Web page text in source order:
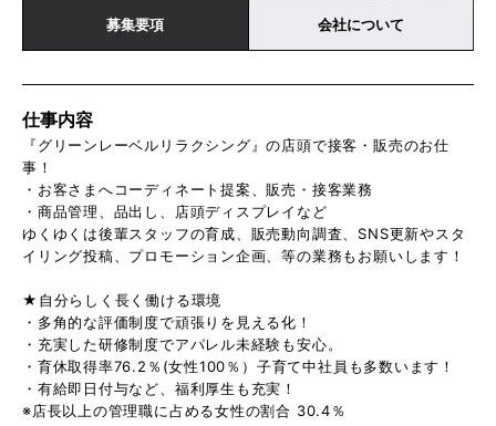
募集要項 会社について
仕事内容
『グリーンレーベルリラクシング』の店頭で接客・販売のお仕
事！
・お客さまへコーディネート提案、販売・接客業務
・商品管理、品出し、店頭ディスプレイなど
ゆくゆくは後輩スタッフの育成、販売動向調査、SNS更新やスタ
イリング投稿、プロモーション企画、等の業務もお願いします！
★自分らしく長く働ける環境
・多角的な評価制度で頑張りを見える化！
・充実した研修制度でアパレル未経験も安心。
・育休取得率76.2％(女性100％）子育て中社員も多数います！
・有給即日付与など、福利厚生も充実！
※店長以上の管理職に占める女性の割合 30.4％